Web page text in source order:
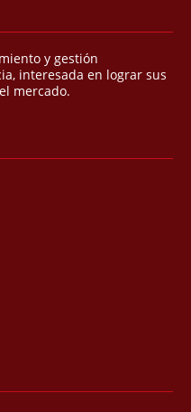
y gestión
interesada en lograr sus
mercado.